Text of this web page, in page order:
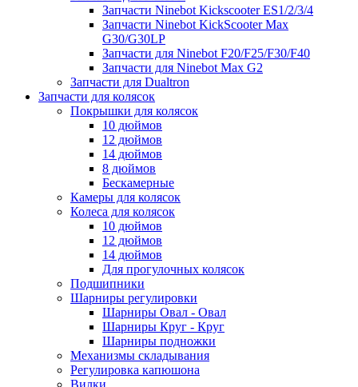
Запчасти Ninebot Kickscooter ES1/2/3/4
Запчасти Ninebot KickScooter Max
G30/G30LP
Запчасти для Ninebot F20/F25/F30/F40
Запчасти для Ninebot Max G2
Запчасти для Dualtron
Запчасти для колясок
Покрышки для колясок
10 дюймов
12 дюймов
14 дюймов
8 дюймов
Бескамерные
Камеры для колясок
Колеса для колясок
10 дюймов
12 дюймов
14 дюймов
Для прогулочных колясок
Подшипники
Шарниры регулировки
Шарниры Овал - Овал
Шарниры Круг - Круг
Шарниры подножки
Механизмы складывания
Регулировка капюшона
Вилки